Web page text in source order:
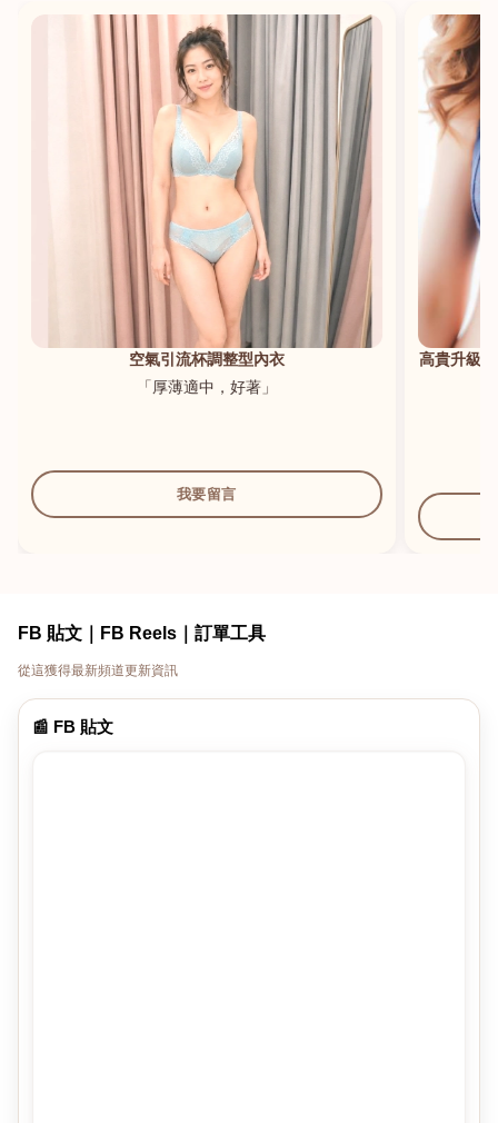
空氣引流杯調整型內衣
「厚薄適中，好著」
我要留言
高貴升級
FB 貼文｜FB Reels｜訂單工具
從這獲得最新頻道更新資訊
📰 FB 貼文
港澳中文
English